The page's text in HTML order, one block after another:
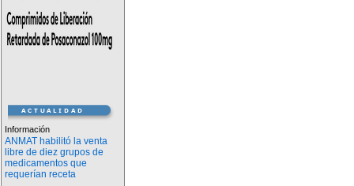
Información
ANMAT habilitó la venta
libre de diez grupos de
medicamentos que
requerían receta